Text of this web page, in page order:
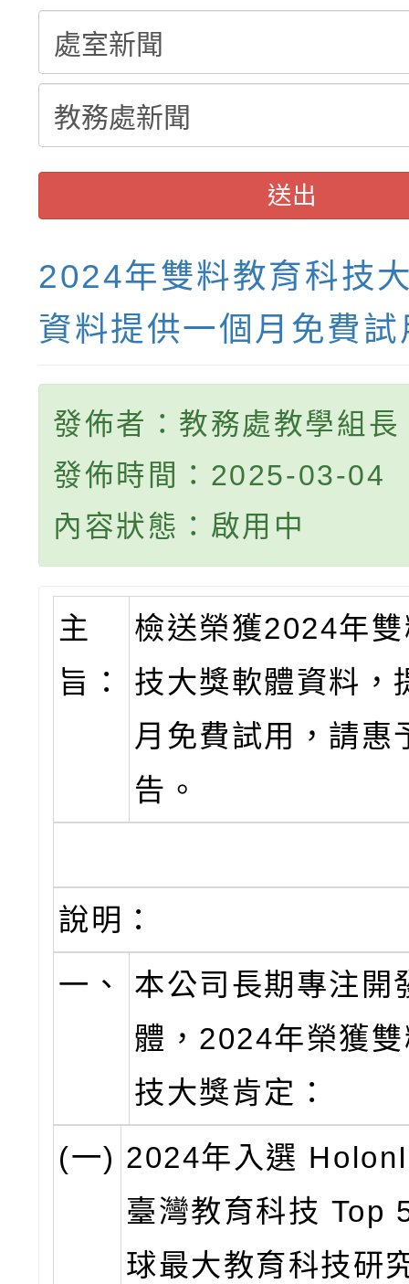
送出
2024年雙料教育科技
資料提供一個月免費試
發佈者：教務處教學組長
發佈時間：2025-03-04
內容狀態：啟用中
主
旨：
檢送榮獲2024年
技大獎軟體資料，
月免費試用，請惠
告。
說明：
一、
本公司長期專注開
體，2024年榮獲
技大獎肯定：
(一) 2024年入選
臺灣教育科技 Top
球最大教育科技研